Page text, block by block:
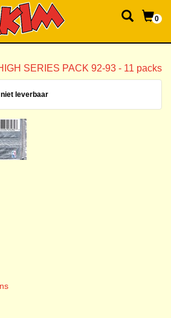
0
SERIES PACK 92-93 - 11 packs
leverbaar